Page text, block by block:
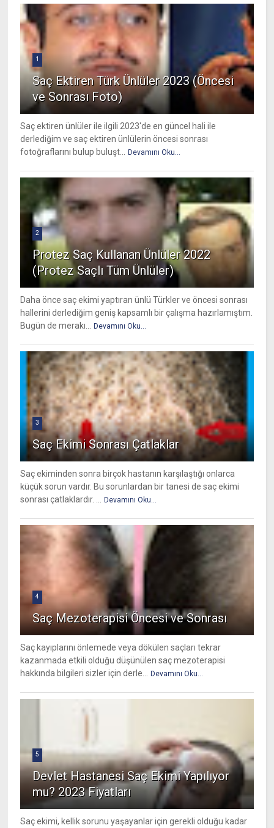
1
Saç Ektiren Türk Ünlüler 2023 (Öncesi
ve Sonrası Foto)
Saç ektiren ünlüler ile ilgili 2023'de en güncel hali ile
derlediğim ve saç ektiren ünlülerin öncesi sonrası
fotoğraflarını bulup buluşt...
Devamını Oku...
2
Protez Saç Kullanan Ünlüler 2022
(Protez Saçlı Tüm Ünlüler)
Daha önce saç ekimi yaptıran ünlü Türkler ve öncesi sonrası
hallerini derlediğim geniş kapsamlı bir çalışma hazırlamıştım.
Bugün de merakı...
Devamını Oku...
3
Saç Ekimi Sonrası Çatlaklar
Saç ekiminden sonra birçok hastanın karşılaştığı onlarca
küçük sorun vardır. Bu sorunlardan bir tanesi de saç ekimi
sonrası çatlaklardır. ...
Devamını Oku...
4
Saç Mezoterapisi Öncesi ve Sonrası
Saç kayıplarını önlemede veya dökülen saçları tekrar
kazanmada etkili olduğu düşünülen saç mezoterapisi
hakkında bilgileri sizler için derle...
Devamını Oku...
5
Devlet Hastanesi Saç Ekimi Yapılıyor
mu? 2023 Fiyatları
Saç ekimi, kellik sorunu yaşayanlar için gerekli olduğu kadar